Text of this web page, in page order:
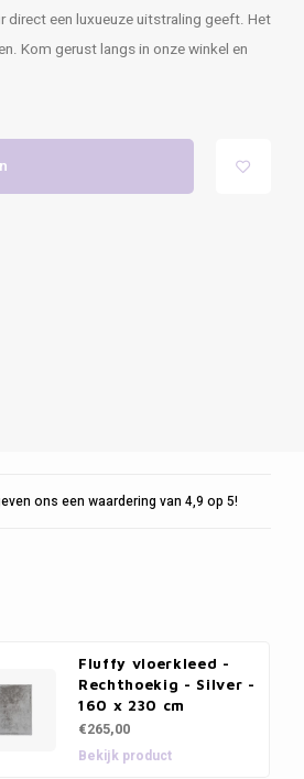
een luxueuze uitstraling geeft. Het
Kom gerust langs in onze winkel en
ons een waardering van 4,9 op 5!
Fluffy vloerkleed -
Rechthoekig - Silver -
160 x 230 cm
€265,00
Bekijk product